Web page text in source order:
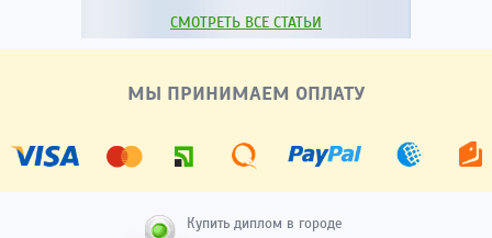
СМОТРЕТЬ ВСЕ СТАТЬИ
МЫ ПРИНИМАЕМ ОПЛАТУ
Купить диплом в городе